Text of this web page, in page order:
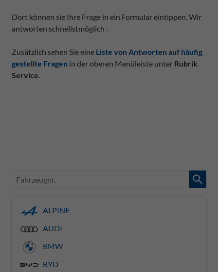
Dort können sie Ihre Frage in ein Formular eintippen. Wir
antworten schnellstmöglich .
Zusätzlich sehen Sie eine Liste von Antworten auf häufig
gestellte Fragen in der oberen Menüleiste unter Rubrik
Service.
Fahrzeugnr.
ALPINE
AUDI
BMW
BYD